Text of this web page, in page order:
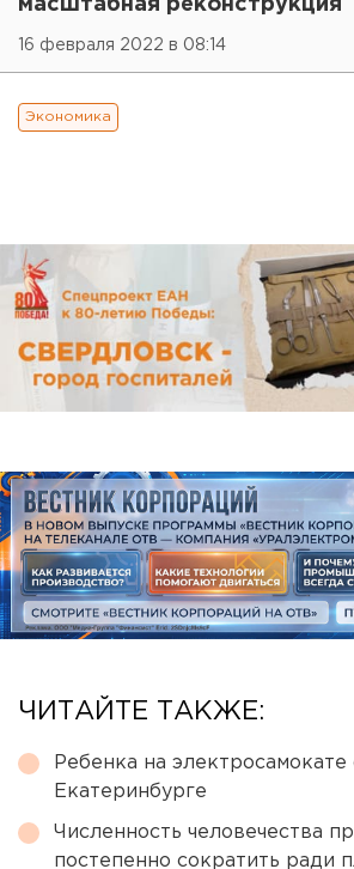
масштабная реконструкция
16 февраля 2022 в 08:14
Экономика
ЧИТАЙТЕ ТАКЖЕ:
Ребенка на электросамокате
Екатеринбурге
Численность человечества
постепенно сократить ради